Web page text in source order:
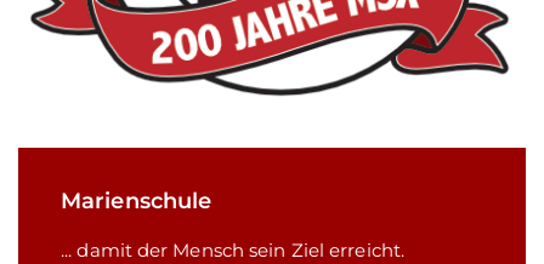
Marienschule
... damit der Mensch sein Ziel erreicht.